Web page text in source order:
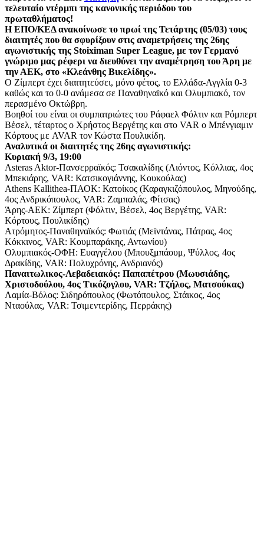
τελευταίο ντέρμπι της κανονικής περιόδου του
πρωταθλήματος!
Η ΕΠΟ/ΚΕΔ ανακοίνωσε το πρωί της Τετάρτης (05/03) τους
διαιτητές που θα σφυρίξουν στις αναμετρήσεις της 26ης
αγωνιστικής της Stoiximan Super League, με τον Γερμανό
γνώριμο μας ρέφερι να διευθύνει την αναμέτρηση του Άρη με
την ΑΕΚ, στο «Κλεάνθης Βικελίδης».
Ο Ζίμπερτ έχει διαιτητεύσει, μόνο φέτος, το Ελλάδα-Αγγλία 0-3
καθώς και το 0-0 ανάμεσα σε Παναθηναϊκό και Ολυμπιακό, τον
περασμένο Οκτώβρη.
Βοηθοί του είναι οι συμπατριώτες του Ράφαελ Φόλτιν και Ρόμπερτ
Βέσελ, τέταρτος ο Χρήστος Βεργέτης και στο VAR ο Μπένγιαμιν
Κόρτους με AVAR τον Κώστα Πουλικίδη.
Αναλυτικά οι διαιτητές της 26ης αγωνιστικής:
Κυριακή 9/3, 19:00
Asteras Aktor-Πανσερραϊκός: Τσακαλίδης (Λιόντος, Κόλλιας, 4ος
Μπεκιάρης, VAR: Κατσικογιάννης, Κουκούλας)
Athens Kallithea-ΠΑΟΚ: Κατοίκος (Καραγκιζόπουλος, Μηνούδης,
4ος Ανδρικόπουλος, VAR: Ζαμπαλάς, Φίτσας)
Άρης-ΑΕΚ: Ζίμπερτ (Φόλτιν, Βέσελ, 4ος Βεργέτης, VAR:
Κόρτους, Πουλικίδης)
Ατρόμητος-Παναθηναϊκός: Φωτιάς (Μεϊντάνας, Πάτρας, 4ος
Κόκκινος, VAR: Κουμπαράκης, Αντωνίου)
Ολυμπιακός-ΟΦΗ: Ευαγγέλου (Μπουξμπάουμ, Ψύλλος, 4ος
Δρακίδης, VAR: Πολυχρόνης, Ανδριανός)
Παναιτωλικος-Λεβαδειακός: Παπαπέτρου (Μωυσιάδης,
Χριστοδούλου, 4ος Τικόζογλου, VAR: Τζήλος, Ματσούκας)
Λαμία-Βόλος: Σιδηρόπουλος (Φωτόπουλος, Στάικος, 4ος
Νταούλας, VAR: Τσιμεντερίδης, Περράκης)